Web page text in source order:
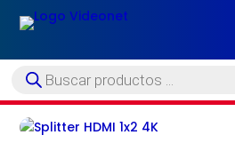
Búsqueda
de